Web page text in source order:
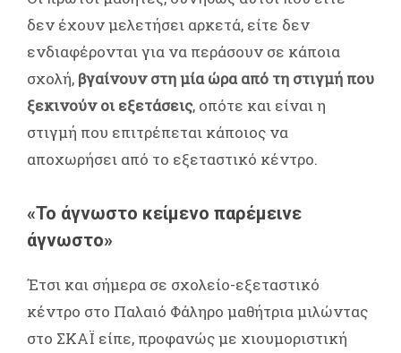
δεν έχουν μελετήσει αρκετά, είτε δεν
ενδιαφέρονται για να περάσουν σε κάποια
σχολή, βγαίνουν στη μία ώρα από τη στιγμή που
ξεκινούν οι εξετάσεις, οπότε και είναι η
στιγμή που επιτρέπεται κάποιος να
αποχωρήσει από το εξεταστικό κέντρο.
«Το άγνωστο κείμενο παρέμεινε
άγνωστο»
Έτσι και σήμερα σε σχολείο-εξεταστικό
κέντρο στο Παλαιό Φάληρο μαθήτρια μιλώντας
στο ΣΚΑΪ είπε, προφανώς με χιουμοριστική